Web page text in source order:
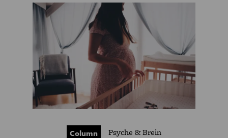
Column Psyche & Brein